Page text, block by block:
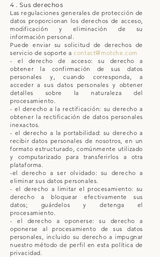
4 . Sus derechos
Las regulaciones generales de protección de
datos proporcionan los derechos de acceso,
modificación y eliminación de su
información personal.
Puede enviar su solicitud de derechos de
servicio de soporte acontact@motche.com
- el derecho de acceso: su derecho a
obtener la confirmación de sus datos
personales y, cuando corresponda, a
acceder a sus datos personales y obtener
detalles sobre la naturaleza del
procesamiento.
- el derecho a la rectificación: su derecho a
obtener la rectificación de datos personales
inexactos.
- el derecho a la portabilidad: su derecho a
recibir datos personales de nosotros, en un
formato estructurado, comúnmente utilizado
y computarizado para transferirlos a otra
plataforma.
-el derecho a ser olvidado: su derecho a
eliminar sus datos personales.
- el derecho a limitar el procesamiento: su
derecho a bloquear efectivamente sus
datos; guárdelos y detenga el
procesamiento.
- el derecho a oponerse: su derecho a
oponerse al procesamiento de sus datos
personales, incluido su derecho a impugnar
nuestro método de perfil en esta política de
privacidad.